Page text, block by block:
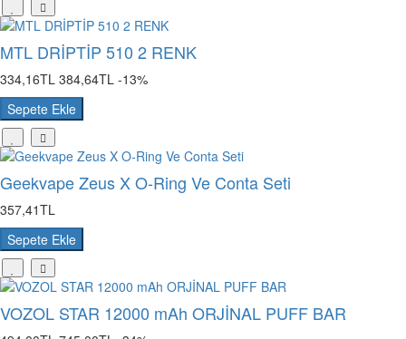
MTL DRİPTİP 510 2 RENK
334,16TL 384,64TL -13%
Sepete Ekle
Geekvape Zeus X O-Ring Ve Conta Seti
357,41TL
Sepete Ekle
VOZOL STAR 12000 mAh ORJİNAL PUFF BAR